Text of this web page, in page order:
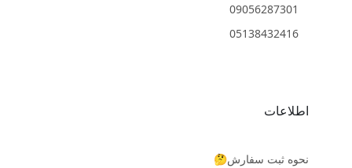
09056287301
05138432416
اطلاعات
نحوه ثبت سفارش🤔